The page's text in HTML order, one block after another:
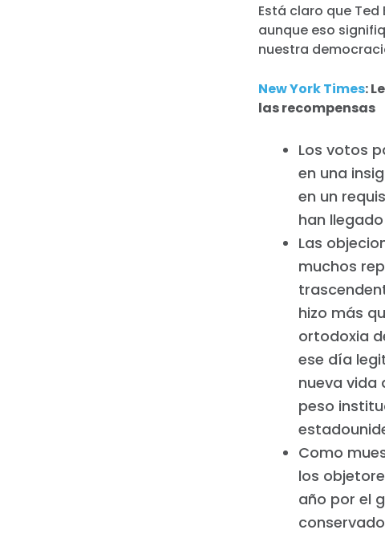
Está claro que
aunque eso
nuestra
New York Times:
las recompensas
Los votos
en una
en un
han
Las
muchos
hizo más
ortodoxia
ese día
nueva vida
peso
Como
los
año por el